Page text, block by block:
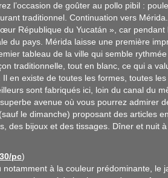
l’occasion de goûter au pollo pibil :
traditionnel. Continuation vers
République du Yucatán », car
du pays. Mérida laisse une première
tableau de la ville qui semble
traditionnelle, tout en blanc, ce qui a
en existe de toutes les formes, toutes
sont fabriqués ici, loin du canal du
avenue où vous pourrez admirer
le dimanche) proposant des articles
des bijoux et des tissages. Dîner et nuit à
pc)
à la couleur prédominante, le